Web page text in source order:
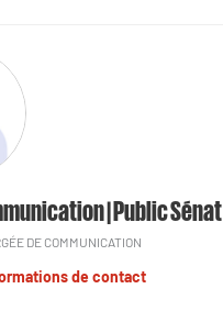
| Public Sénat
DE COMMUNICATION
de contact